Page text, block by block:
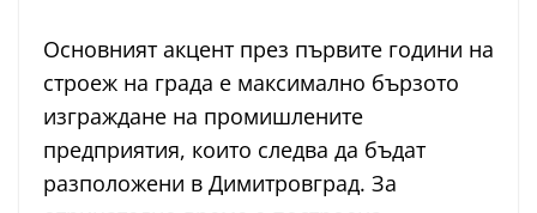
Основният акцент през първите години на
строеж на града е максимално бързото
изграждане на промишлените
предприятия, които следва да бъдат
разположени в Димитровград. За